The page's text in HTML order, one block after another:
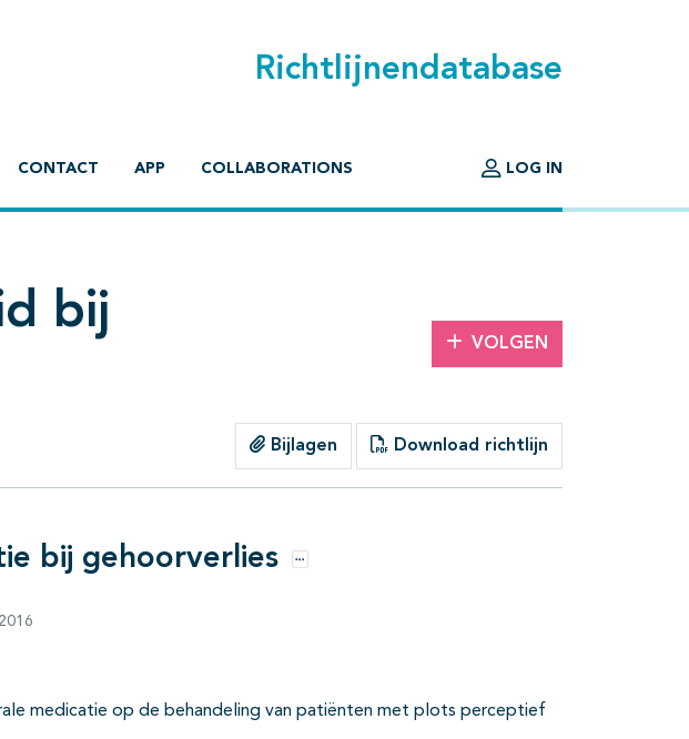
Richtlijnendatabase
CONTACT APP COLLABORATIONS LOG IN
bij
VOLGEN
Bijlagen Download richtlijn
bij gehoorverlies Opties
medicatie op de behandeling van patiënten met plots perceptief